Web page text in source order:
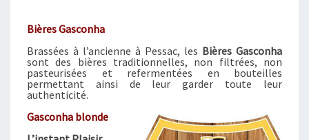
C
O
N
A
B
Bières Gasconha
Brassées à l’ancienne à Pessac, les Bières Gasconha
sont des bières traditionnelles, non filtrées, non
pasteurisées et refermentées en bouteilles
permettant ainsi de leur garder toute leur
authenticité.
Gasconha blonde